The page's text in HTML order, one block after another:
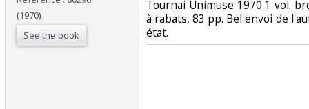
(1970)
See the book
‎Tournai Unimuse 1970 1 vol.
à rabats, 83 pp. Bel envoi de
état.‎